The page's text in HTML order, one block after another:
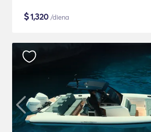
$1,320 /diena